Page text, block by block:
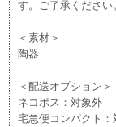
す。ご了承ください
＜素材＞
陶器
＜配送オプション＞
ネコポス：対象外
宅急便コンパクト：